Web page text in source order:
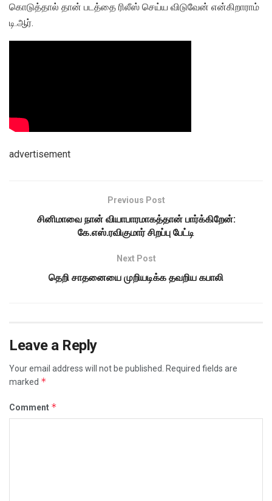
கொடுத்தால் தான் படத்தை ரிலீஸ் செய்ய விடுவேன் என்கிறாராம்
டி.ஆர்.
advertisement
Previous Post
சினிமாவை நான் வியாபாரமாகத்தான் பார்க்கிறேன்:
கே.எஸ்.ரவிகுமார் சிறப்பு பேட்டி
Next Post
தெறி சாதனையை முறியடிக்க தவறிய கபாலி
Leave a Reply
Your email address will not be published.
Required fields are
marked *
Comment *